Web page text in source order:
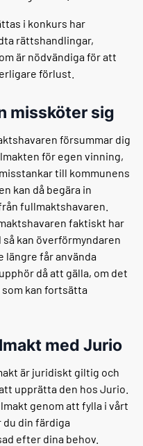
i konkurs har
rättshandlingar,
är nödvändiga för att
förlust.
missköter sig
försummar dig
för egen vinning,
till kommunens
kan då begära in
fullmaktshavaren.
faktiskt har
kan överförmyndaren
längre får använda
då att gälla, om det
kan fortsätta
med Jurio
är juridiskt giltig och
upprätta den hos Jurio.
genom att fylla i vårt
du din färdiga
efter dina behov.